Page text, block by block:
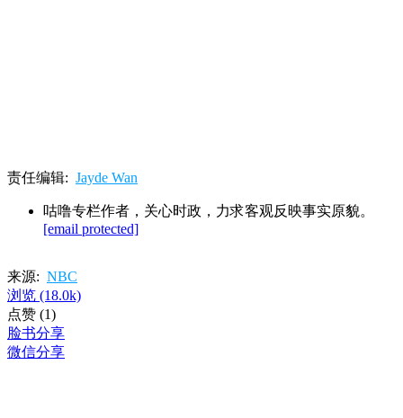
责任编辑: Jayde Wan
咕噜专栏作者，关心时政，力求客观反映事实原貌。
[email protected]
来源: NBC
浏览 (18.0k)
点赞 (1)
脸书分享
微信分享